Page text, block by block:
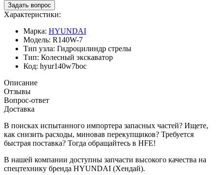
Характеристики:
Марка: HYUNDAI
Модель: R140W-7
Тип узла: Гидроцилиндр стрелы
Тип: Колесный экскаватор
Код: hyur140w7boc
Описание
Отзывы
Вопрос-ответ
Доставка
В поисках испытанного импортера запасных частей? Ищете,
как снизить расходы, миновав перекупщиков? Требуется
быстрая поставка? Тогда обращайтесь в HFE!
В нашей компании доступны запчасти высокого качества на
спецтехнику бренда HYUNDAI (Хендай).